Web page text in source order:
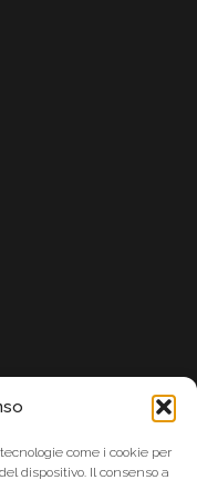
come i cookie per
dispositivo. Il consenso a